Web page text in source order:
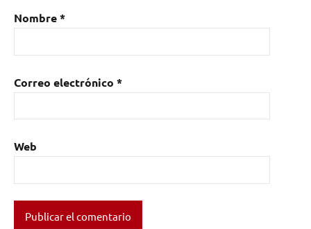
Nombre*
Correo electrónico *
Web